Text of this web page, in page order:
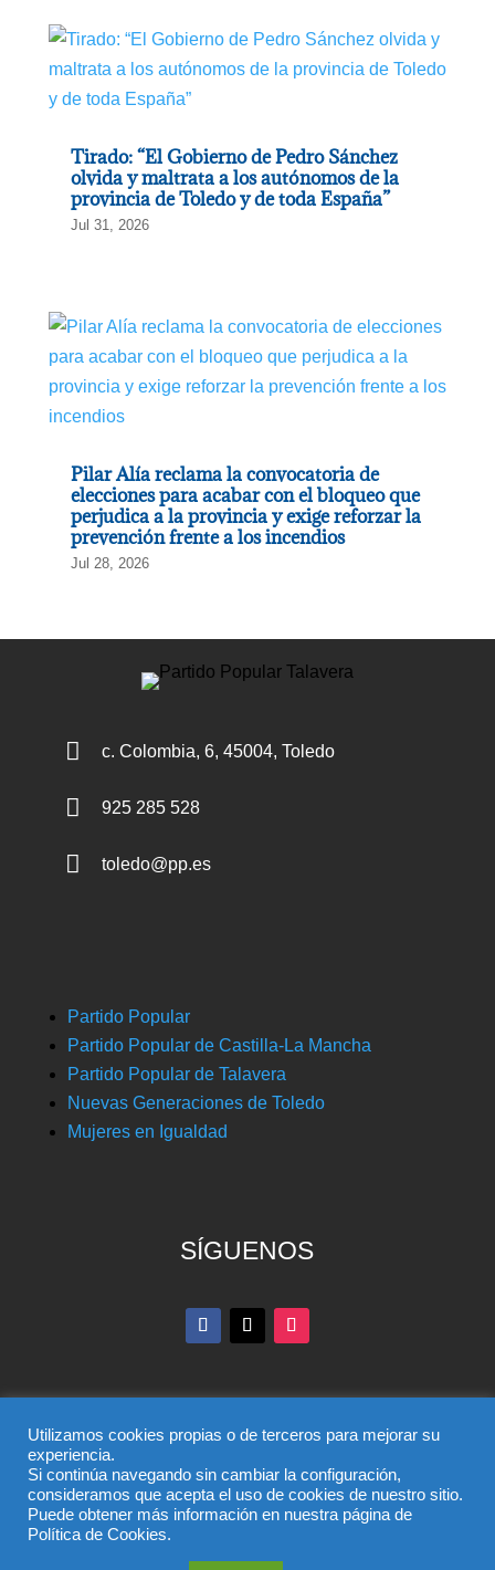
Tirado: “El Gobierno de Pedro Sánchez
olvida y maltrata a los autónomos de la
provincia de Toledo y de toda España”
Jul 31, 2026
Pilar Alía reclama la convocatoria de
elecciones para acabar con el bloqueo que
perjudica a la provincia y exige reforzar la
prevención frente a los incendios
Jul 28, 2026
 c. Colombia, 6, 45004, Toledo
 925 285 528
 toledo@pp.es
Partido Popular
Partido Popular de Castilla-La Mancha
Partido Popular de Talavera
Nuevas Generaciones de Toledo
Mujeres en Igualdad
SÍGUENOS
© Partido Popular de Toledo – C/ Colombia, 6, 45004,
Toledo, Teléfono 925 285 528
El uso de este sitio implica la aceptación del
Utilizamos cookies propias o de terceros para mejorar su
experiencia.
Si continúa navegando sin cambiar la configuración,
consideramos que acepta el uso de cookies de nuestro sitio.
Puede obtener más información en nuestra página de
Política de Cookies.